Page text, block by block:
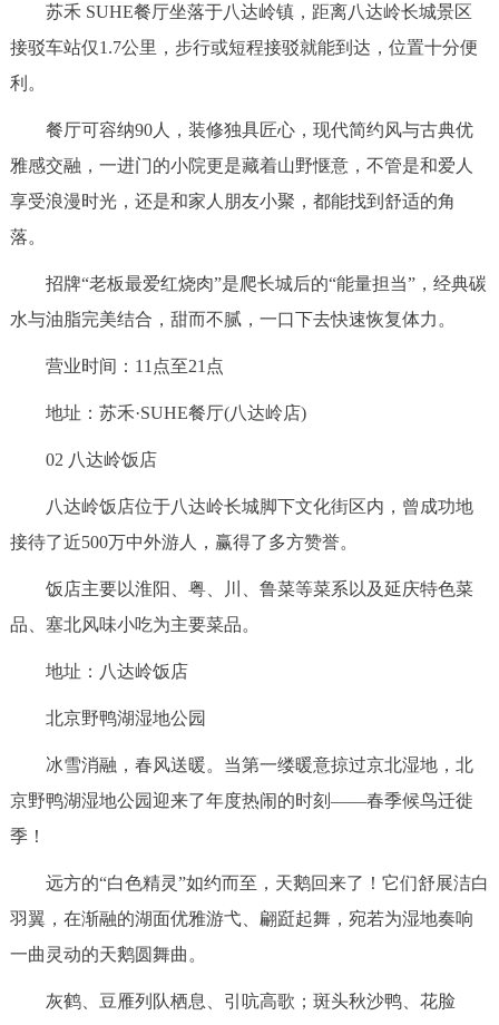
苏禾 SUHE餐厅坐落于八达岭镇，距离八达岭长城景区
接驳车站仅1.7公里，步行或短程接驳就能到达，位置十分便
利。
餐厅可容纳90人，装修独具匠心，现代简约风与古典优
雅感交融，一进门的小院更是藏着山野惬意，不管是和爱人
享受浪漫时光，还是和家人朋友小聚，都能找到舒适的角
落。
招牌“老板最爱红烧肉”是爬长城后的“能量担当”，经典碳
水与油脂完美结合，甜而不腻，一口下去快速恢复体力。
营业时间：11点至21点
地址：苏禾·SUHE餐厅(八达岭店)
02 八达岭饭店
八达岭饭店位于八达岭长城脚下文化街区内，曾成功地
接待了近500万中外游人，赢得了多方赞誉。
饭店主要以淮阳、粤、川、鲁菜等菜系以及延庆特色菜
品、塞北风味小吃为主要菜品。
地址：八达岭饭店
北京野鸭湖湿地公园
冰雪消融，春风送暖。当第一缕暖意掠过京北湿地，北
京野鸭湖湿地公园迎来了年度热闹的时刻——春季候鸟迁徙
季！
远方的“白色精灵”如约而至，天鹅回来了！它们舒展洁白
羽翼，在渐融的湖面优雅游弋、翩跹起舞，宛若为湿地奏响
一曲灵动的天鹅圆舞曲。
灰鹤、豆雁列队栖息、引吭高歌；斑头秋沙鸭、花脸